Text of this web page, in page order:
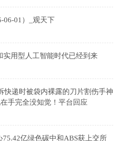
06-01）_观天下
用型人工智能时代已经到来
快递时被袋内裸露的刀片割伤手神
手完全没知觉！平台回应
亿绿色碳中和ABS获上交所